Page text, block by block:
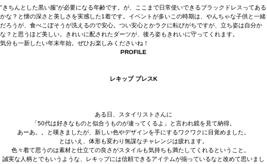
"きちんとした黒い服”が必要になる年齢です。が、ここまで日常使いできるブラックドレスってある
かな？と懐の深さと美しさを実感した1着です。イベントが多いこの時期は、やんちゃな子供と一緒
だろうが、食べこぼそうが洗えるので安心。つい安心とかラクに転びがちですが、立ち姿は自分か
な？と思うほど美しい。きれいに配されたダーツが、後ろ姿もきれいに守ってくれます。
気分も一新したい年末年始。ぜひお楽しみくださいね！
PROFILE
レキップ プレスK
ある日、スタイリストさんに
「50代は好きなものと似合うものが違ってくるよ」と言われ鏡を見て納得。
あーあ。。と嘆きましたが、新しい色やデザインを手にするワクワクに目覚めました。
とはいえ、体形も変わり無謀なチャレンジは疲れます。
色々着て思うのは素材と仕立ての良さがスタイルも気持ちも満たしてくれるということ。
誠実な人柄とでもいうような、レキップには信頼できるアイテムが揃っているなと改めて思いまし